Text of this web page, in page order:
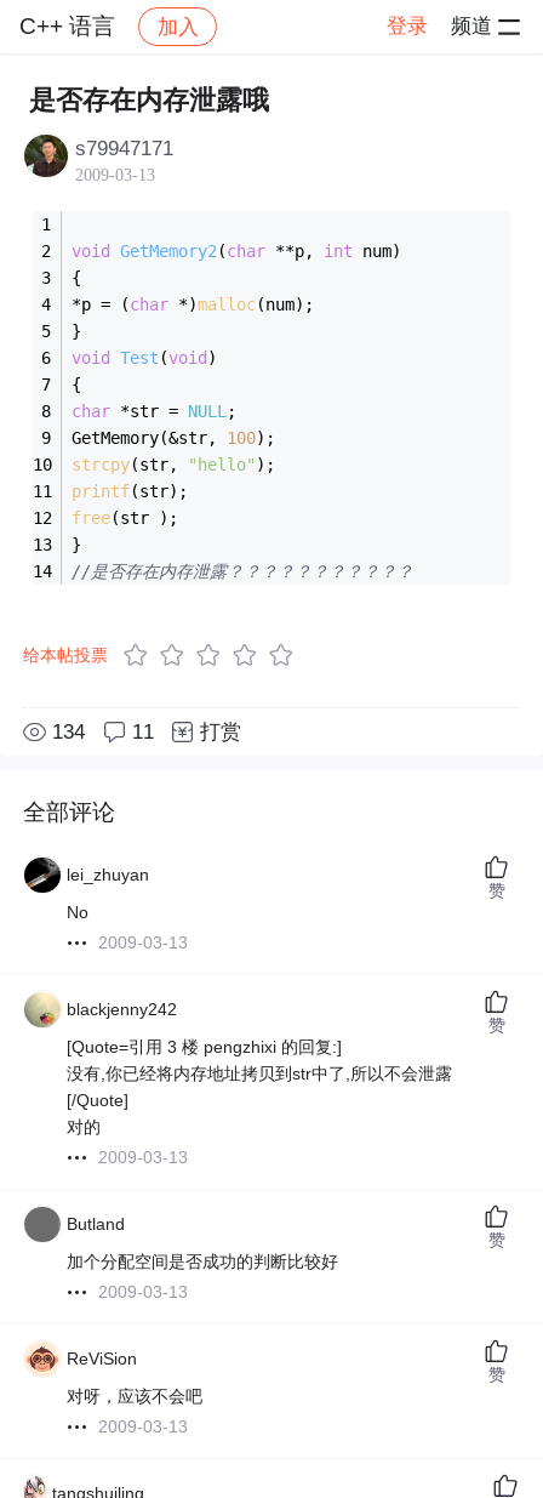
C++ 语言 加入 登录 频道
社区 C++ 语言 帖子详情
是否存在内存泄露哦
s79947171
2009-03-13
void GetMemory2 (char **p, int num)
{
*p = (char *)malloc(num);
}
void
Test (void )
{
char *str = NULL ;
GetMemory(&str, 100);
strcpy(str, "hello"
printf
free(str );
}
//是否存在内存泄露？？？？？？？？？？？
给本帖投票
134 11 打赏
全部评论
lei_zhuyan
No
2009-03-13
赞
blackjenny242
[Quote=引用 3 楼 pengzhixi 的回复:]
没有,你已经将内存地址拷贝到str中了,所以不会泄露
[/Quote]
对的
2009-03-13
赞
Butland
加个分配空间是否成功的判断比较好
2009-03-13
赞
ReViSion
对呀，应该不会吧
2009-03-13
赞
tangshuiling